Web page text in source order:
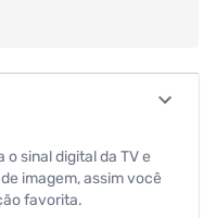
o sinal digital da TV e
imagem, assim você
favorita.